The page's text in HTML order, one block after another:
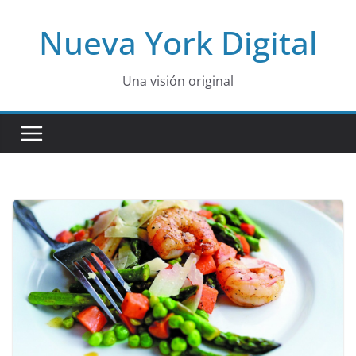
contentNueva York Digital
Una visión original